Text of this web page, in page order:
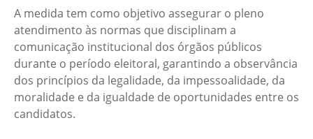
A medida tem como objetivo assegurar o pleno
atendimento às normas que disciplinam a
comunicação institucional dos órgãos públicos
durante o período eleitoral, garantindo a observância
dos princípios da legalidade, da impessoalidade, da
moralidade e da igualdade de oportunidades entre os
candidatos.